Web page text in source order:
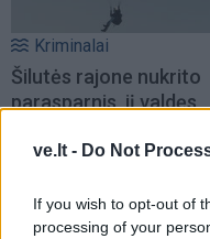
ve.lt - Do Not
If you wish to opt-out of
processing of your
Kriminalai
Šilutės rajone nukrito
parasparnis, jį valdęs
ligoninę